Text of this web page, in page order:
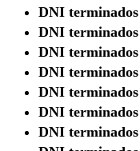
DNI terminados
DNI terminados
DNI terminados
DNI terminados
DNI terminados
DNI terminados
DNI terminados